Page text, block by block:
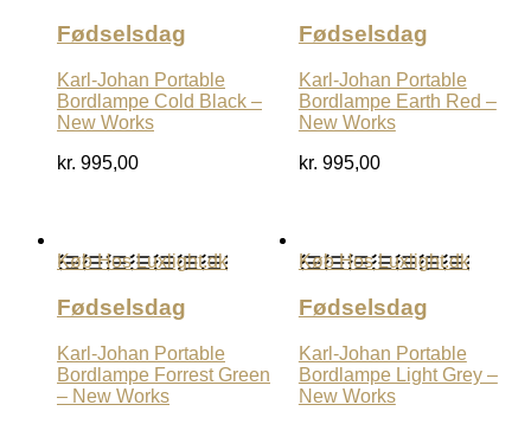
Fødselsdag
Karl-Johan Portable
Bordlampe Cold Black –
New Works
kr. 995,00
Fødselsdag
Karl-Johan Portable
Bordlampe Earth Red –
New Works
kr. 995,00
Køb Hos Luxlight.dk
Fødselsdag
Karl-Johan Portable
Bordlampe Forrest Green
– New Works
Køb Hos Luxlight.dk
Fødselsdag
Karl-Johan Portable
Bordlampe Light Grey –
New Works